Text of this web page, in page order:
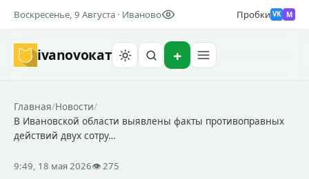
Воскресенье, 9 Августа · Иваново Пробки VK M
ivanovoкат
Главная/Новости/
В Ивановской области выявлены факты противоправных
действий двух сотру…
9:49, 18 мая 2026👁 275